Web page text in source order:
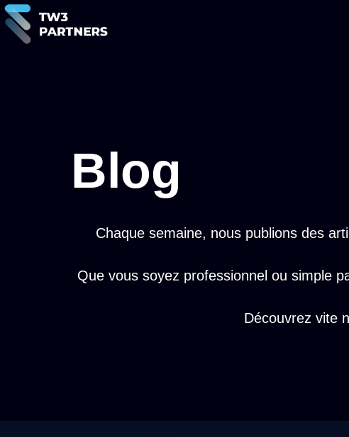
Blog
Chaque semaine, nous publions des
Que vous soyez professionnel ou simple
Découvrez vite